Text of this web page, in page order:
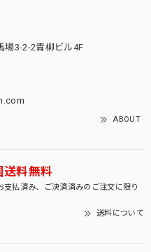
場3-2-2青柳ビル4F
ABOUT
送料無料
払済み、ご決済済みのご注文に限り
送料について